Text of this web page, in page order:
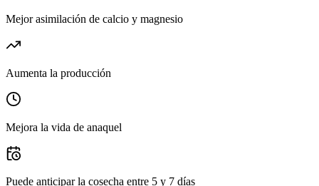
Mejor asimilación de calcio y magnesio
Aumenta la producción
Mejora la vida de anaquel
Puede anticipar la cosecha entre 5 y 7 días